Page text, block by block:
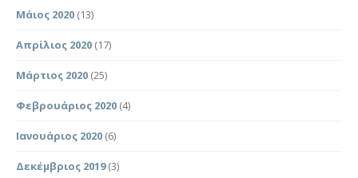
Μάιος 2020 (13)
Απρίλιος 2020 (17)
Μάρτιος 2020 (25)
Φεβρουάριος 2020 (4)
Ιανουάριος 2020 (6)
Δεκέμβριος 2019(3)